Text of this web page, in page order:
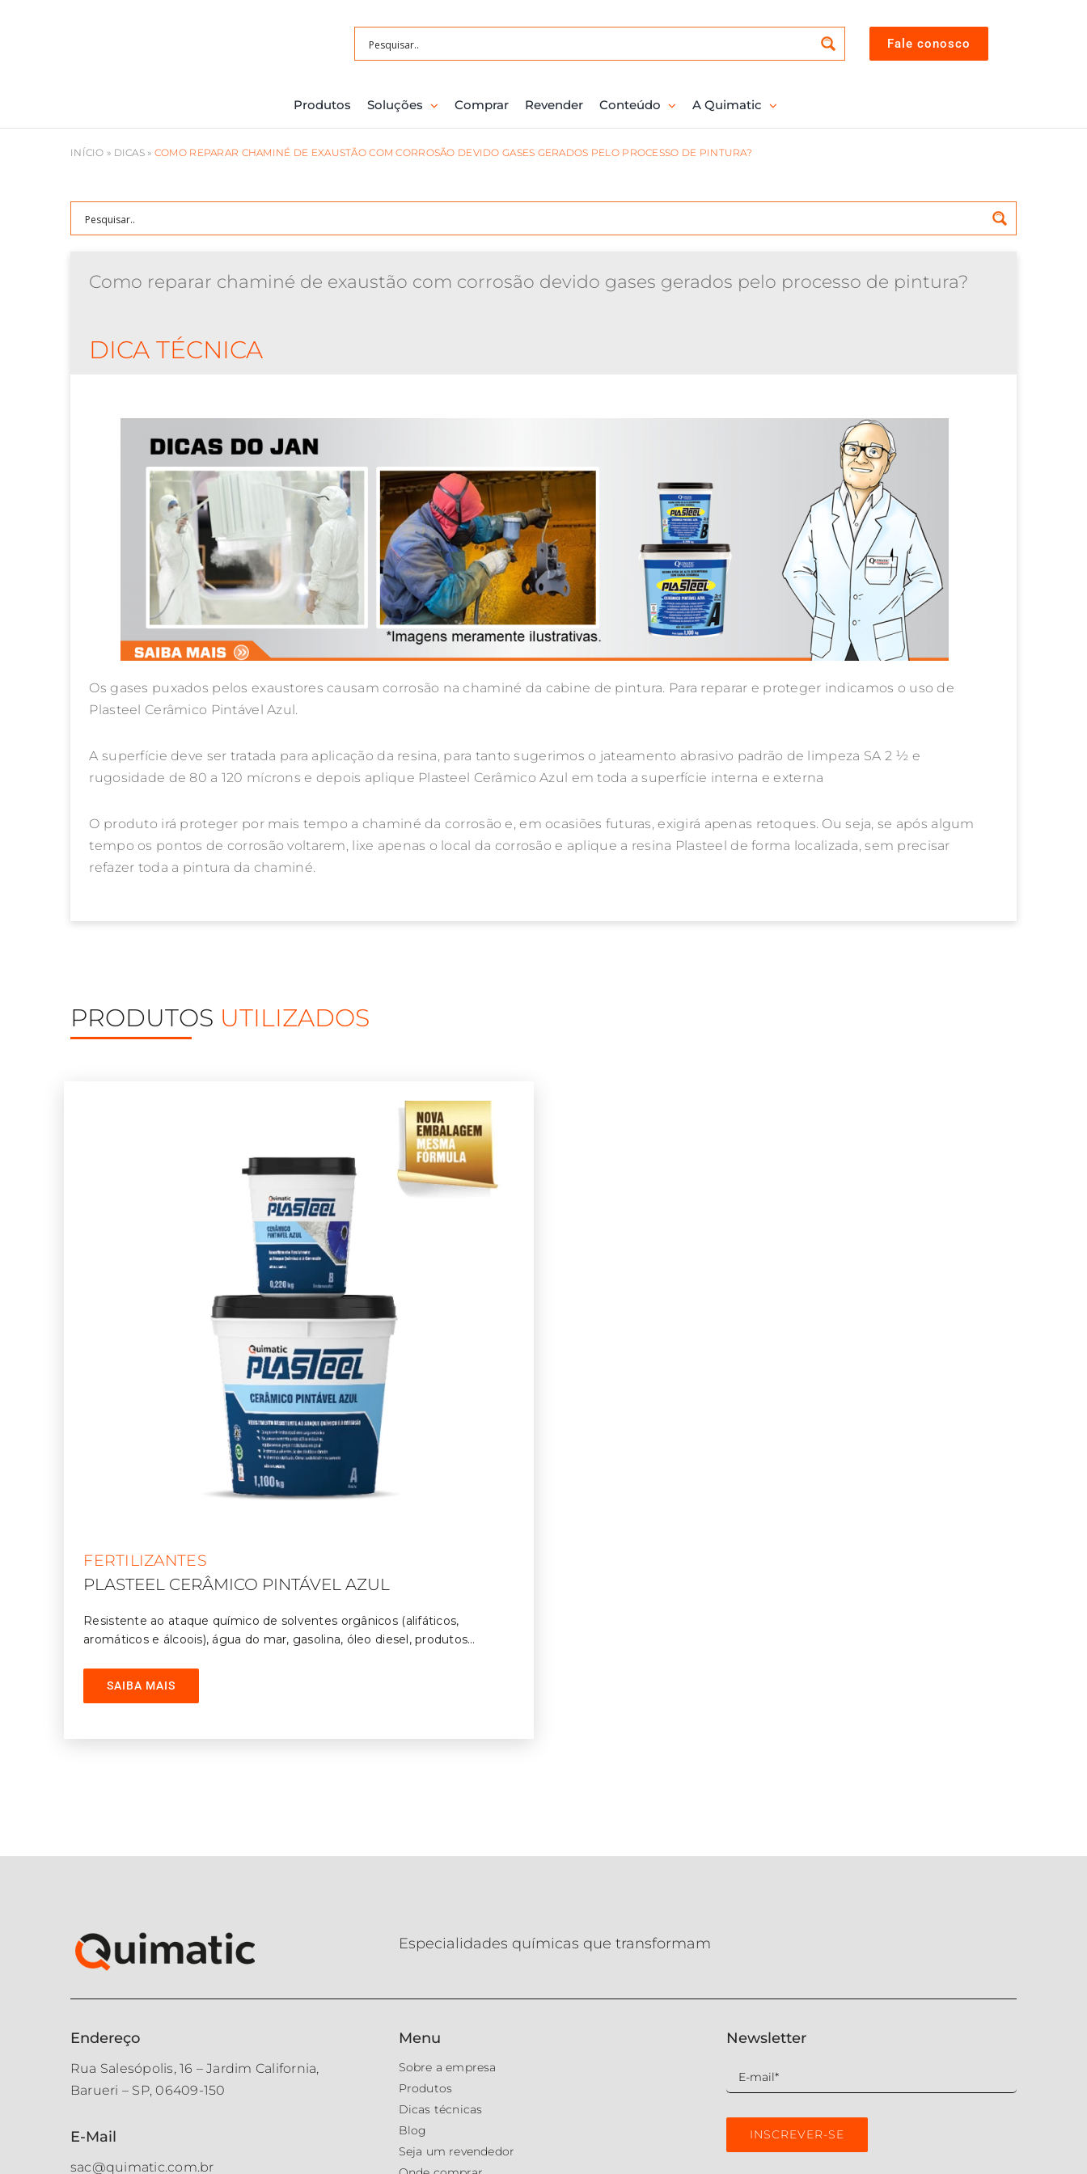
Fale conosco
Produtos Soluções Comprar Revender Conteúdo A Quimatic
INÍCIO » DICAS» COMO REPARAR CHAMINÉ DE EXAUSTÃO COM CORROSÃO DEVIDO GASES GERADOS PELO PROCESSO DE PINTURA?
Como reparar chaminé de exaustão com corrosão devido gases gerados pelo processo de pintura?
DICA TÉCNICA
Os gases puxados pelos exaustores causam corrosão na chaminé da cabine de pintura. Para reparar e proteger indicamos o uso de
Plasteel Cerâmico Pintável Azul.
A superfície deve ser tratada para aplicação da resina, para tanto sugerimos o jateamento abrasivo padrão de limpeza SA 2 ½ e
rugosidade de 80 a 120 mícrons e depois aplique Plasteel Cerâmico Azul em toda a superfície interna e externa
O produto irá proteger por mais tempo a chaminé da corrosão e, em ocasiões futuras, exigirá apenas retoques. Ou seja, se após algum
tempo os pontos de corrosão voltarem, lixe apenas o local da corrosão e aplique a resina Plasteel de forma localizada, sem precisar
refazer toda a pintura da chaminé.
PRODUTOS UTILIZADOS
FERTILIZANTES
PLASTEEL CERÂMICO PINTÁVEL AZUL
Resistente ao ataque químico de solventes orgânicos (alifáticos,
aromáticos e álcoois), água do mar, gasolina, óleo diesel, produtos
SAIBA MAIS
Especialidades químicas que transformam
Endereço
Rua Salesópolis, 16 – Jardim California,
Barueri – SP, 06409-150
E-Mail
sac@quimatic.com.br
Menu
Sobre a empresa
Produtos
Dicas técnicas
Blog
Seja um revendedor
Newsletter